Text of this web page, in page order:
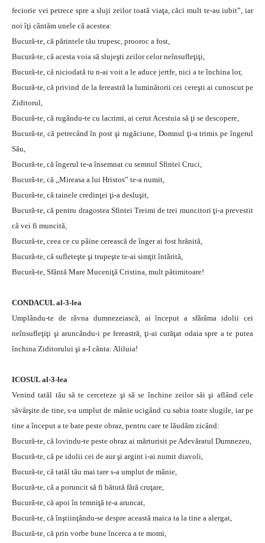
feciorie vei petrece spre a sluji zeilor toată viaţa, căci mult te-au iubit”, iar
noi îţi cântăm unele că acestea:
Bucură-te, că părintele tău trupesc, prooroc a fost,
Bucură-te, că acesta voia să slujeşti zeilor celor neînsufleţiţi,
Bucură-te, că niciodată tu n-ai voit a le aduce jertfe, nici a te închina lor,
Bucură-te, că privind de la fereastră la luminătorii cei cereşti ai cunoscut pe
Ziditorul,
Bucură-te, că rugându-te cu lacrimi, ai cerut Acestuia să ţi se descopere,
Bucură-te, că petrecând în post şi rugăciune, Domnul ţi-a trimis pe îngerul
Său,
Bucură-te, că îngerul te-a însemnat cu semnul Sfintei Cruci,
Bucură-te, că „Mireasa a lui Hristos” te-a numit,
Bucură-te, că tainele credinţei ţi-a desluşit,
Bucură-te, că pentru dragostea Sfintei Treimi de trei muncitori ţi-a prevestit
că vei fi muncită,
Bucură-te, ceea ce cu pâine cerească de înger ai fost hrănită,
Bucură-te, că sufleteşte şi trupeşte te-ai simţit întărită,
Bucură-te, Sfântă Mare Muceniţă Cristina, mult pătimitoare!
CONDACUL al-3-lea
Umplându-te de râvna dumnezeiască, ai început a sfărâma idolii cei
neînsufleţiţi şi aruncându-i pe fereastră, ţi-ai curăţat odaia spre a te putea
închina Ziditorului şi a-I cânta: Aliluia!
ICOSUL al-3-lea
Venind tatăl tău să te cerceteze şi să se închine zeilor săi şi aflând cele
săvârşite de tine, s-a umplut de mânie ucigând cu sabia toate slugile, iar pe
tine a început a te bate peste obraz, pentru care te lăudăm zicând:
Bucură-te, că lovindu-te peste obraz ai mărturisit pe Adevăratul Dumnezeu,
Bucură-te, că pe idolii cei de aur şi argint i-ai numit diavoli,
Bucură-te, că tatăl tău mai tare s-a umplut de mânie,
Bucură-te, că a poruncit să fi bătută fără cruţare,
Bucură-te, că apoi în temniţă te-a aruncat,
Bucură-te, că înştiinţându-se despre această maica ta la tine a alergat,
Bucură-te, că prin vorbe bune încerca a te momi,